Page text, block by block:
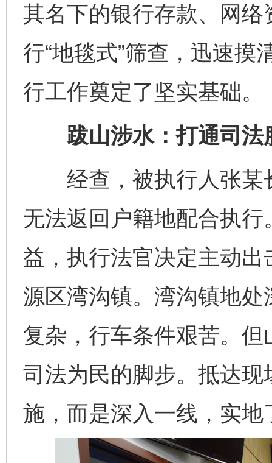
其名下的银行存款、网
行“地毯式”筛查，迅速摸
行工作奠定了坚实基础。
跋山涉水：打通司法
经查，被执行人张某
无法返回户籍地配合执
益，执行法官决定主动
源区湾沟镇。湾沟镇地
复杂，行车条件艰苦。
司法为民的脚步。抵达
施，而是深入一线，实